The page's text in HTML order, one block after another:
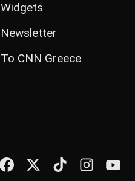
Widgets
Newsletter
Το CNN Greece